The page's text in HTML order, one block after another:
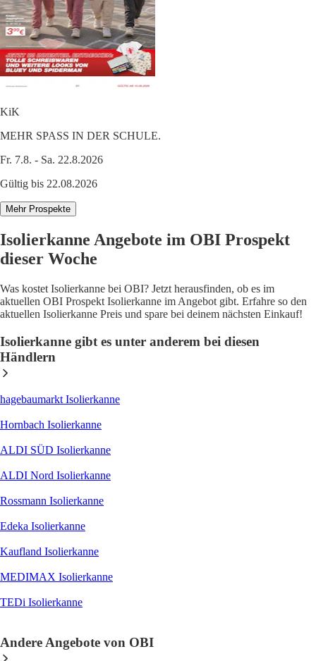
KiK
MEHR SPASS IN DER SCHULE.
Fr. 7.8. - Sa. 22.8.2026
Gültig bis 22.08.2026
Mehr Prospekte
Isolierkanne Angebote im OBI Prospekt
dieser Woche
Was kostet Isolierkanne bei OBI? Jetzt herausfinden, ob es im
aktuellen OBI Prospekt Isolierkanne im Angebot gibt. Erfahre so den
aktuellen Isolierkanne Preis und spare bei deinem nächsten Einkauf!
Isolierkanne gibt es unter anderem bei diesen
Händlern
hagebaumarkt Isolierkanne
Hornbach Isolierkanne
ALDI SÜD Isolierkanne
ALDI Nord Isolierkanne
Rossmann Isolierkanne
Edeka Isolierkanne
Kaufland Isolierkanne
MEDIMAX Isolierkanne
TEDi Isolierkanne
Andere Angebote von OBI